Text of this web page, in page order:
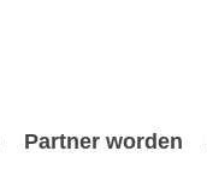
Partner worden